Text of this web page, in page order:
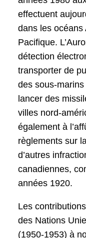
effectuent
dans les océans
Pacifique.
détection
transporter de
des sous-
lancer des
villes nord-
également à
règlements sur
d’autres
canadiennes,
années 1920.
Les
des Nations
(1950-1953) à